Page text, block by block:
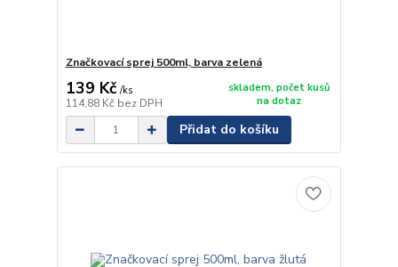
Značkovací sprej 500ml, barva zelená
139 Kč /ks
114,88 Kč bez DPH
skladem, počet kusů
na dotaz
Přidat do košíku